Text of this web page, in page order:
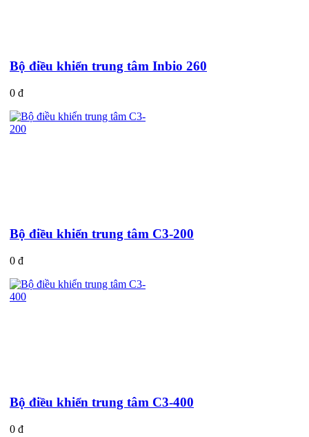
Bộ điều khiển trung tâm Inbio 260
0 đ
Bộ điều khiển trung tâm C3-200
0 đ
Bộ điều khiển trung tâm C3-400
0 đ